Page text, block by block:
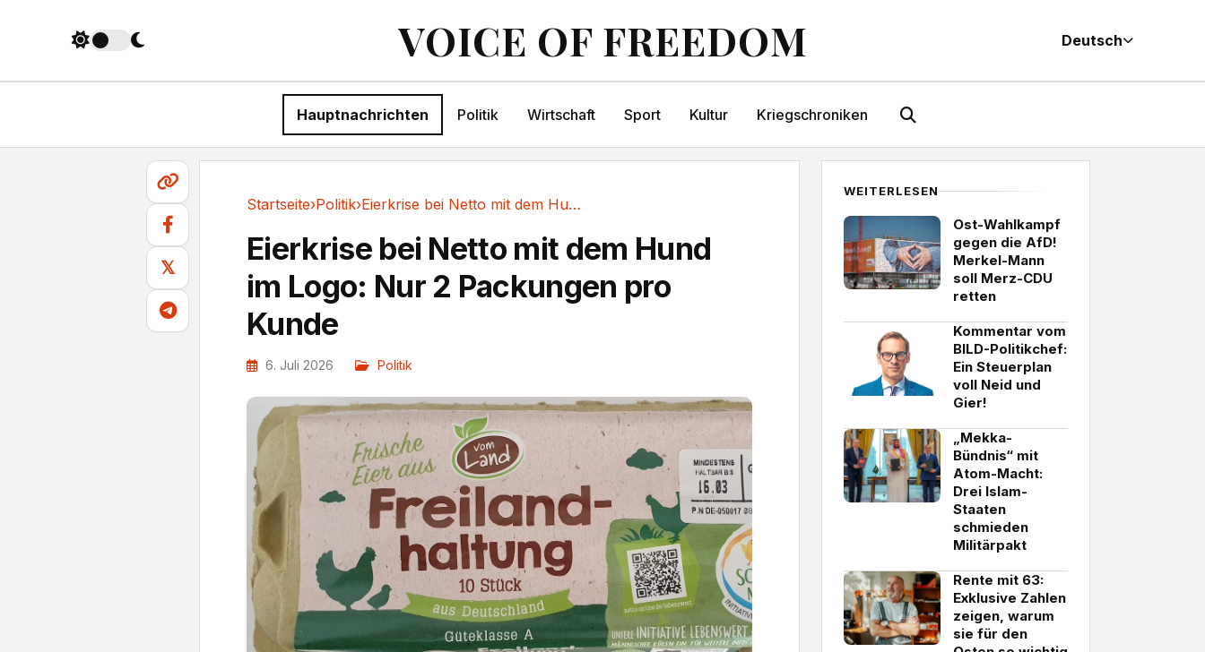
VOICE OF FREEDOM Deutsch
Hauptnachrichten Politik Wirtschaft Sport Kultur Kriegschroniken
𝕏
Startseite›Politik› Eierkrise bei Netto mit dem Hund im Logo: Nur...
Eierkrise bei Netto mit dem Hund
im Logo: Nur 2 Packungen pro
Kunde
6. Juli 2026 Politik
WEITERLESEN
Ost-Wahlkampf
gegen die AfD!
Merkel-Mann
soll Merz-CDU
retten
Kommentar vom
BILD-Politikchef:
Ein Steuerplan
voll Neid und
Gier!
„Mekka-
Bündnis“ mit
Atom-Macht:
Drei Islam-
Staaten
schmieden
Militärpakt
Rente mit 63:
Exklusive Zahlen
zeigen, warum
sie für den